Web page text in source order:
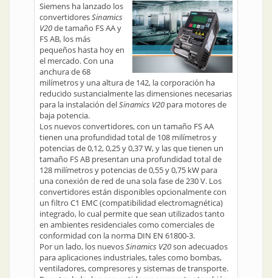
Siemens ha lanzado los
convertidoresSinamics
V20de tamaño FS AA y
FS AB, los más
pequeños hasta hoy en
el mercado. Con una
anchura de 68
milímetros y una altura de 142, la corporación ha
reducido sustancialmente las dimensiones necesarias
para la instalación delSinamics V20 para motores de
baja potencia.
Los nuevos convertidores, con un tamaño FS AA
tienen una profundidad total de 108 milímetros y
potencias de 0,12, 0,25 y 0,37 W, y las que tienen un
tamaño FS AB presentan una profundidad total de
128 milímetros y potencias de 0,55 y 0,75 kW para
una conexión de red de una sola fase de 230 V. Los
convertidores están disponibles opcionalmente con
un filtro C1 EMC (compatibilidad electromagnética)
integrado, lo cual permite que sean utilizados tanto
en ambientes residenciales como comerciales de
conformidad con la norma DIN EN 61800-3.
Por un lado, los nuevosSinamics V20son adecuados
para aplicaciones industriales, tales como bombas,
ventiladores, compresores y sistemas de transporte.